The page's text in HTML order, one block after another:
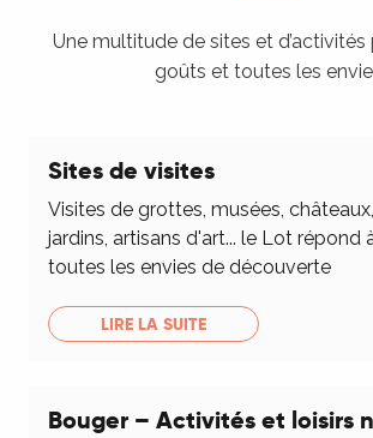
Une multitude de sites et
goûts et toutes les
Sites de visites
Visites de grottes, musées,
jardins, artisans d'art... le Lot répond
toutes les envies de découverte
LIRE LA SUITE
Bouger – Activités et loisirs